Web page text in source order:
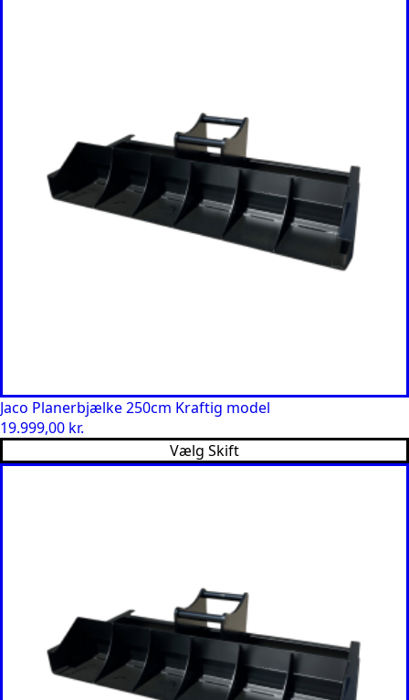
Jaco Planerbjælke 250cm Kraftig model
19.999,00 kr.
Vælg Skift